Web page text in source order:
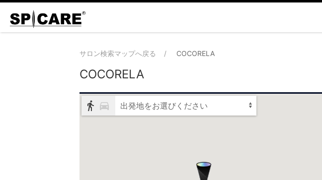
サロン検索マップへ戻る COCORELA
COCORELA
出発地をお選びください